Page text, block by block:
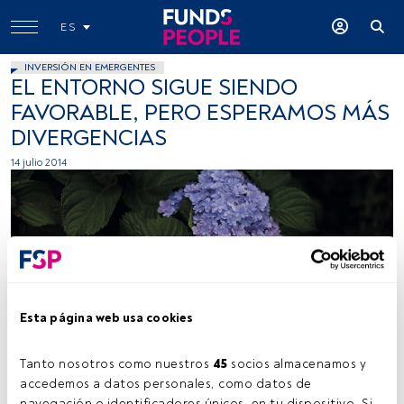
Esta página web usa cookies
Tanto nosotros como nuestros 45 socios almacenamos y
accedemos a datos personales, como datos de
ES
INVERSIÓN EN EMERGENTES
EL ENTORNO SIGUE SIENDO
FAVORABLE, PERO ESPERAMOS MÁS
DIVERGENCIAS
14 julio 2014
4 min.